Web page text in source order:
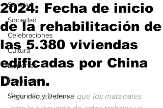
Sanidad
Sociedad
Celebraciones
Cultura
Deportes
Economia
Seguridad y Defensa
2024: Fecha de inicio
de la rehabilitación de
las 5.380 viviendas
edificadas por China
Dalian.
Para ello, se prevé que los materiales